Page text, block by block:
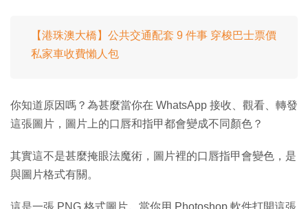
【港珠澳大橋】公共交通配套 9 件事 穿梭巴士票價
私家車收費懶人包
你知道原因嗎？為甚麼當你在 WhatsApp 接收、觀看、轉發
這張圖片，圖片上的口唇和指甲都會變成不同顏色？
其實這不是甚麼掩眼法魔術，圖片裡的口唇指甲會變色，是
與圖片格式有關。
這是一張 PNG 格式圖片。當你用 Photoshop 軟件打開這張